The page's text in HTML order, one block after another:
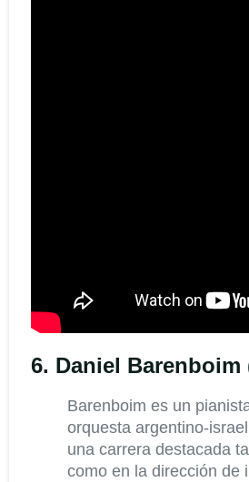
6. Daniel Barenboim
Barenboim es un
orquesta argentino-
una carrera destacada
como en la dirección de